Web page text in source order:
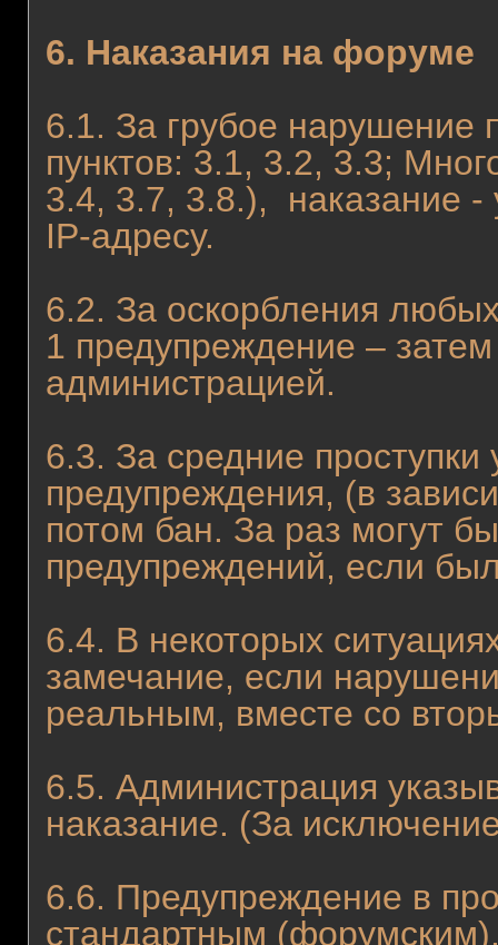
6. Наказания на форуме
6.1. За грубое нарушение
пунктов: 3.1, 3.2, 3.3;
3.4, 3.7, 3.8.), наказание -
IP-адресу.
6.2. За оскорбления
1 предупреждение –
администрацией.
6.3. За средние проступки
предупреждения, (в
потом бан. За раз могут
предупреждений, если
6.4. В некоторых
замечание, если
реальным, вместе со
6.5. Администрация
наказание. (За
6.6. Предупреждение в
стандартным